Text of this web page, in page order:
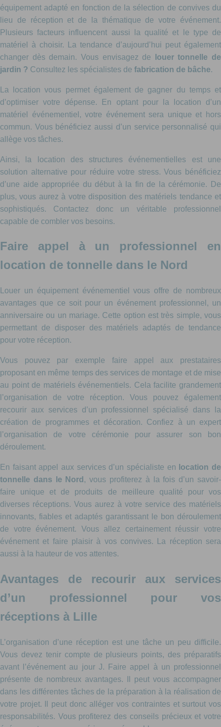
équipement adapté en fonction de la sélection de convives du
lieu de réception et de la thématique de votre événement.
Plusieurs facteurs influencent aussi la qualité et le type de
matériel à choisir. La tendance d’aujourd’hui peut également
changer dès demain. Vous envisagez de
louer tonnelle de
jardin ? Consultez les spécialistes de fabrication de bâche.
La location vous permet également de gagner du temps et
d’optimiser votre dépense. En optant pour la location d’un
matériel événementiel, votre événement sera unique et hors
commun. Vous bénéficiez aussi d’un service personnalisé qui
allège vos tâches.
Ainsi, la location des structures événementielles est une
solution alternative pour réduire votre stress. Vous bénéficiez
d’une aide appropriée du début à la fin de la cérémonie. De
plus, vous aurez à votre disposition des matériels tendance et
sophistiqués. Contactez donc un véritable professionnel
capable de combler vos besoins.
Faire appel à un professionnel en
location de tonnelle dans le Nord
Louer un équipement événementiel vous offre de nombreux
avantages que ce soit pour un événement professionnel, un
anniversaire ou un mariage. Cette option est très simple, vous
permettant de disposer des matériels adaptés de tendance
pour votre réception.
Vous pouvez par exemple faire appel aux prestataires
proposant en même temps des services de montage et de mise
au point de matériels événementiels. Cela facilite grandement
l’organisation de votre réception. Vous pouvez également
recourir aux services d’un professionnel spécialisé dans la
création de programmes et décoration. Confiez à un expert
l’organisation de votre cérémonie pour assurer son bon
déroulement.
En faisant appel aux services d’un spécialiste en location de
tonnelle dans le Nord , vous profiterez à la fois d’un savoir-
faire unique et de produits de meilleure qualité pour vos
diverses réceptions. Vous aurez à votre service des matériels
innovants, fiables et adaptés garantissant le bon déroulement
de votre événement. Vous allez certainement réussir votre
événement et faire plaisir à vos convives. La réception sera
aussi à la hauteur de vos attentes.
Avantages de recourir aux services
d’un professionnel pour vos
réceptions à Lille
L’organisation d’une réception est une tâche un peu difficile.
Vous devez tenir compte de plusieurs points, des préparatifs
avant l’événement au jour J. Faire appel à un professionnel
présente de nombreux avantages. Il peut vous accompagner
dans les différentes tâches de la préparation à la réalisation de
votre projet. Il peut donc alléger vos contraintes et surtout vos
responsabilités. Vous profiterez des conseils précieux et votre